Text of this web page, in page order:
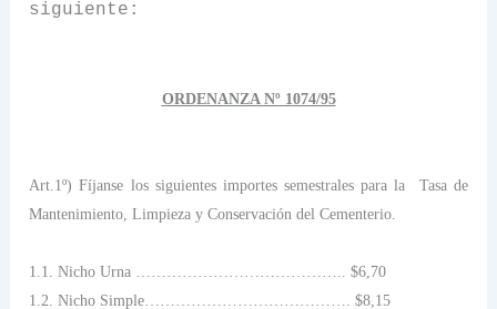
siguiente:
ORDENANZA Nº 1074/95
Art.1º) Fíjanse los siguientes importes semestrales parala Tasade
Mantenimiento, Limpieza y Conservación del Cementerio.
1.1. Nicho Urna ………………………………….. $6,70
1.2. Nicho Simple…………………………………. $8,15